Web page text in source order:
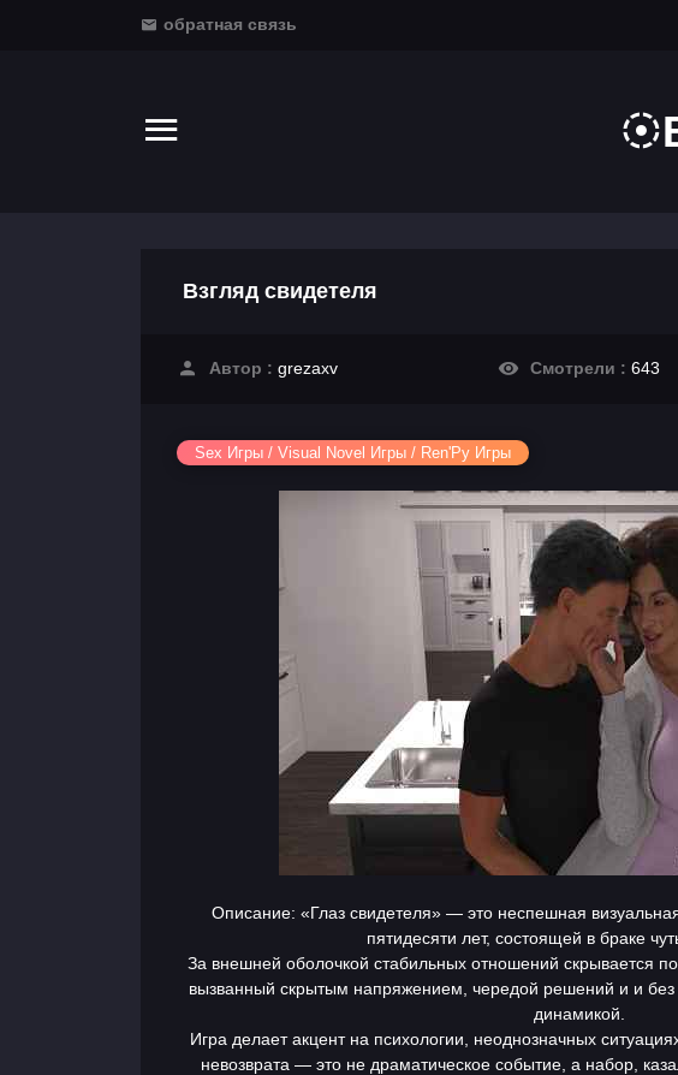
обратная связь
Взгляд свидетеля
Автор : grezaxv Смотрели :643
Sex Игры / Visual Novel Игры / Ren'Py Игры
Описание: «Глаз свидетеля» — это неспешная
пятидесяти лет, состоящей в браке
За внешней оболочкой стабильных отношений скрывается
вызванный скрытым напряжением, чередой решений и и без
динамикой.
Игра делает акцент на психологии, неоднозначных
невозврата — это не драматическое событие, а набор,